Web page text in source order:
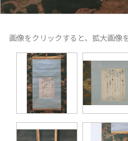
画像をクリックすると、拡大画像